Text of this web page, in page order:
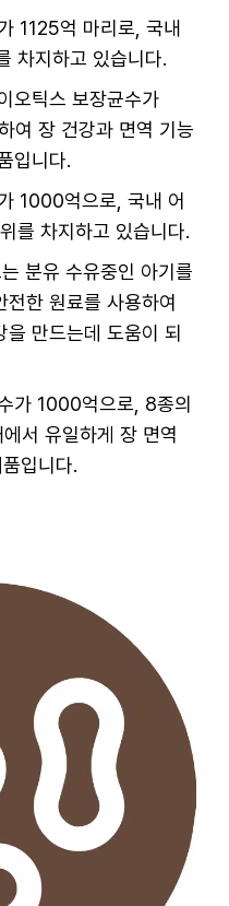
1125억 마리로, 국내
차지하고 있습니다.
오틱스 보장균수가
여 장 건강과 면역 기능
입니다.
1000억으로, 국내 어
를 차지하고 있습니다.
분유 수유중인 아기를
한 원료를 사용하여
만드는데 도움이 되
가 1000억으로, 8종의
서 유일하게 장 면역
입니다.